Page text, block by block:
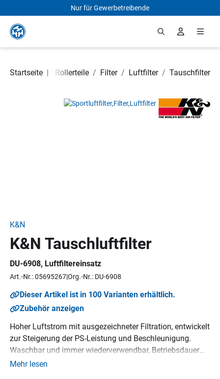
Zum Hauptinhalt springen
Nur für Gewerbetreibende
Startseite |
Motorrad- und Rollerteile / Filter / Luftfilter / Tauschfilter
Bildergalerie überspringen
K&N
K&N Tauschluftfilter
DU-6908, Luftfiltereinsatz
Art.-Nr.: 05695267Org.-Nr.: DU-6908
Dieser Artikel ist in 100 Varianten erhältlich.
Zubehör anzeigen
Hoher Luftstrom mit ausgezeichneter Filtration, entwickelt
zur Steigerung der PS-Leistung und Beschleunigung.
Waschbar und immer wiederverwendbar, Betriebsdauer
bis zu 20-40.000 km bevor eine Reinigung erforderlich ist,
Mehr lesen